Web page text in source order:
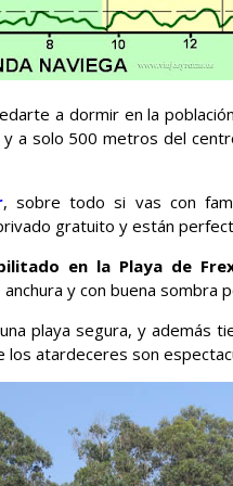
a dormir en la
a solo 500 metros del
, sobre todo si vas con
gratuito y están
en la Playa de
y con buena sombra
playa segura, y además
atardeceres son